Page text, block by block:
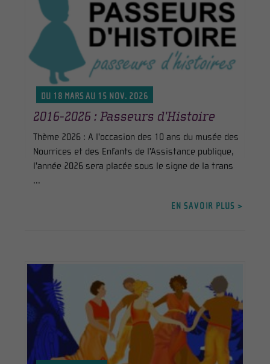
DU 18 MARS AU 15 NOV. 2026
2016-2026 : Passeurs d’Histoire
Thème 2026 : A l'occasion des 10 ans du musée des
Nourrices et des Enfants de l'Assistance publique,
l'année 2026 sera placée sous le signe de la trans
...
EN SAVOIR PLUS >